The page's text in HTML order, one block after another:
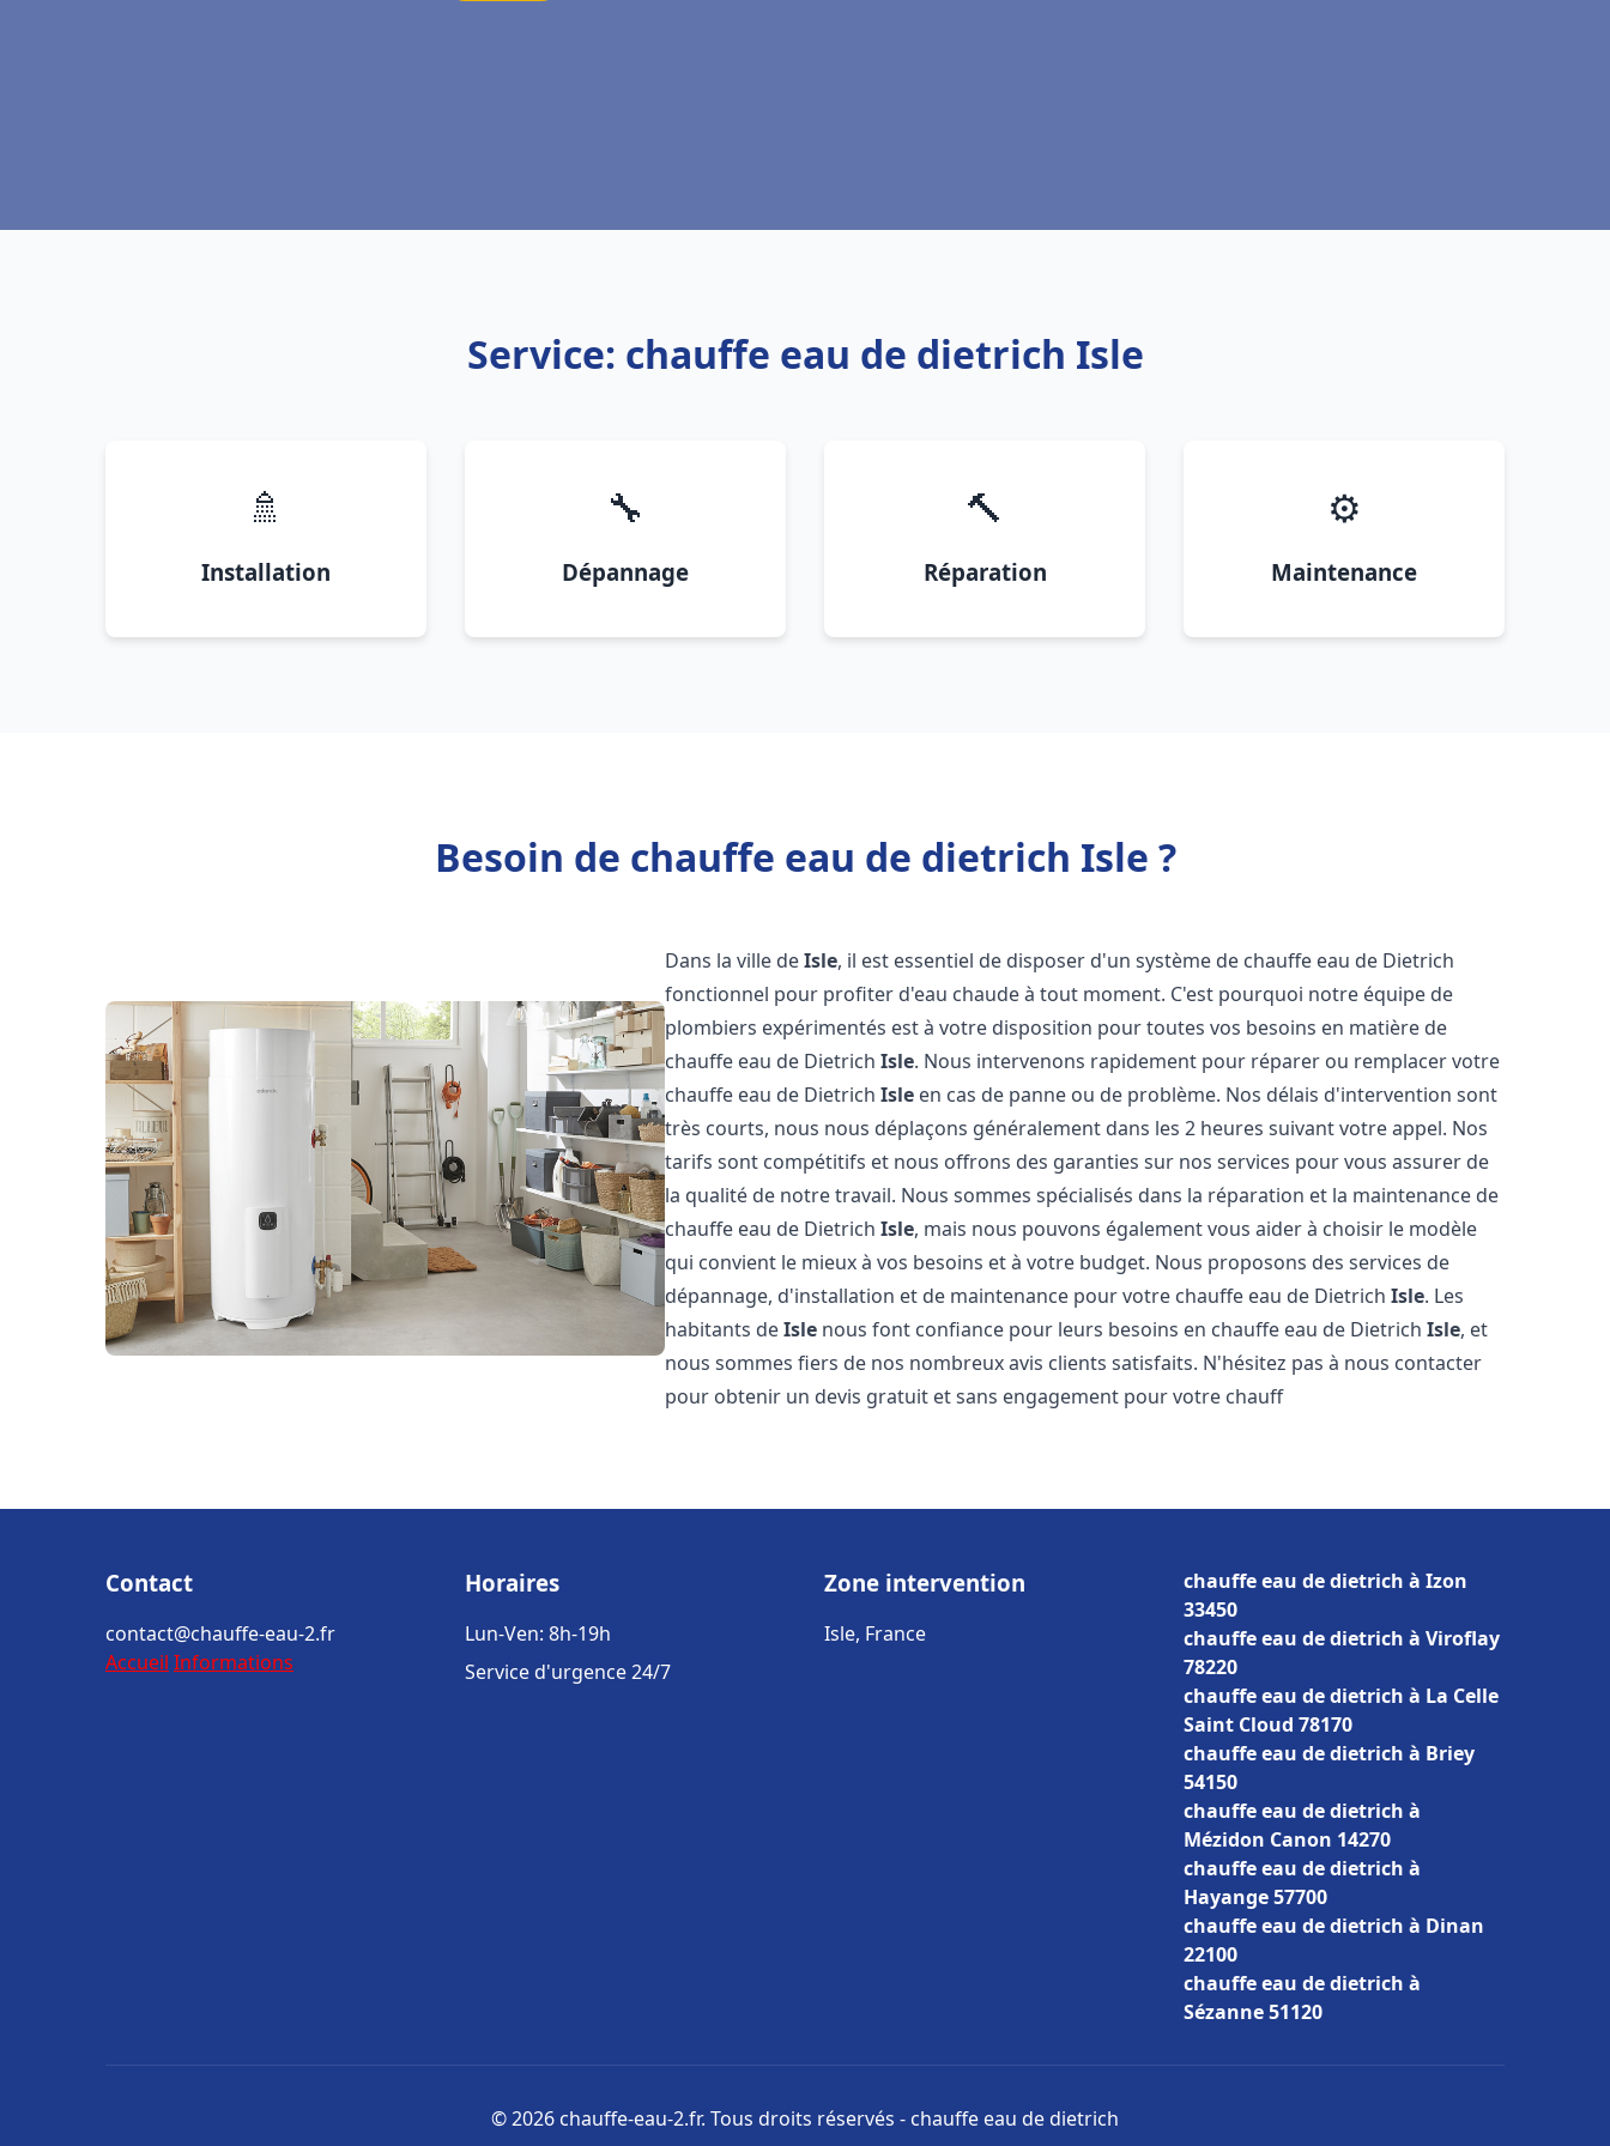
Service: chauffe eau de dietrich Isle
🚿
Installation
🔧
Dépannage
🔨
Réparation
⚙️
Maintenance
Besoin de chauffe eau de dietrich Isle ?
Dans la ville deIsle, il est essentiel de disposer d'un système de chauffe eau de Dietrich
fonctionnel pour profiter d'eau chaude à tout moment. C'est pourquoi notre équipe de
plombiers expérimentés est à votre disposition pour toutes vos besoins en matière de
chauffe eau de DietrichIsle. Nous intervenons rapidement pour réparer ou remplacer votre
chauffe eau de DietrichIsle en cas de panne ou de problème. Nos délais d'intervention sont
très courts, nous nous déplaçons généralement dans les 2 heures suivant votre appel. Nos
tarifs sont compétitifs et nous offrons des garanties sur nos services pour vous assurer de
la qualité de notre travail. Nous sommes spécialisés dans la réparation et la maintenance de
chauffe eau de DietrichIsle, mais nous pouvons également vous aider à choisir le modèle
qui convient le mieux à vos besoins et à votre budget. Nous proposons des services de
dépannage, d'installation et de maintenance pour votre chauffe eau de DietrichIsle. Les
habitants deIsle nous font confiance pour leurs besoins en chauffe eau de DietrichIsle, et
nous sommes fiers de nos nombreux avis clients satisfaits. N'hésitez pas à nous contacter
pour obtenir un devis gratuit et sans engagement pour votre chauff
Contact
contact@chauffe-eau-2.fr
Accueil Informations
Horaires
Lun-Ven: 8h-19h
Service d'urgence 24/7
Zone intervention
Isle, France
chauffe eau de dietrich à Izon
33450
chauffe eau de dietrich à Viroflay
78220
chauffe eau de dietrich à La Celle
Saint Cloud 78170
chauffe eau de dietrich à Briey
54150
chauffe eau de dietrich à
Mézidon Canon 14270
chauffe eau de dietrich à
Hayange 57700
chauffe eau de dietrich à Dinan
22100
chauffe eau de dietrich à
Sézanne 51120
© 2026 chauffe-eau-2.fr. Tous droits réservés - chauffe eau de dietrich